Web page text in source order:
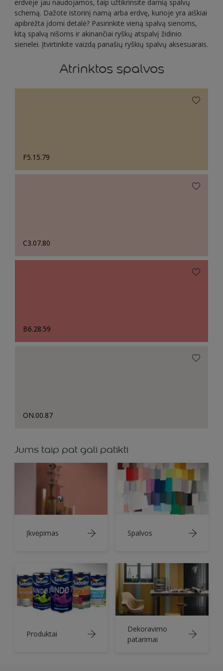
erdvėje jau naudojamos, taip užtikrinsite darnią spalvų
schemą. Dažote istorinį namą arba erdvę, kurioje yra aiškiai
apibrėžta įdomi detalė? Pasirinkite vieną spalvą sienoms,
kitą spalvą nišoms ir akinančiai ryškų atspalvį židinio
sienelei. Įtvirtinkite vaizdą panašių ryškių spalvų aksesuarais.
Atrinktos spalvos
F5.15.79
C3.07.80
B6.28.59
ON.00.87
Jums taip pat gali patikti
Įkvėpimas Spalvos
Produktai
Dekoravimo
patarimai